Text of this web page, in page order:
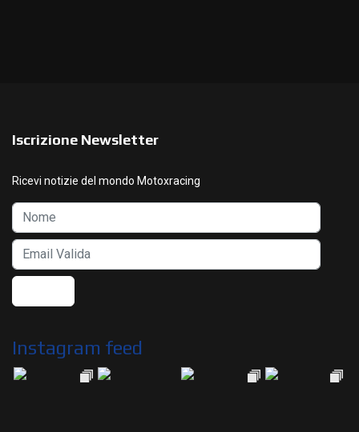
Iscrizione Newsletter
Ricevi notizie del mondo Motoxracing
Instagram feed